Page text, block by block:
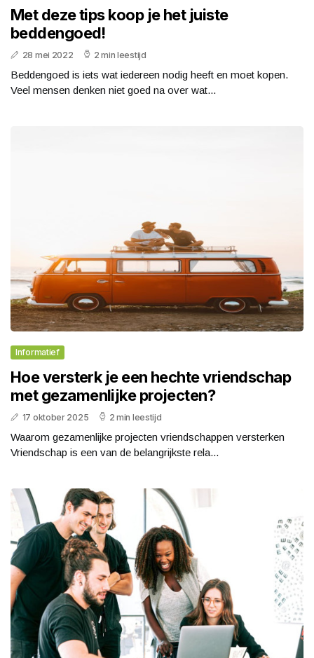
Met deze tips koop je het juiste
beddengoed!
28 mei 2022 2 min leestijd
Beddengoed is iets wat iedereen nodig heeft en moet kopen.
Veel mensen denken niet goed na over wat...
Informatief
Hoe versterk je een hechte vriendschap
met gezamenlijke projecten?
17 oktober 2025 2 min leestijd
Waarom gezamenlijke projecten vriendschappen versterken
Vriendschap is een van de belangrijkste rela...